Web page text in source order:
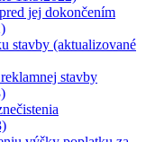
jej dokončením
stavby (aktualizované
stavby